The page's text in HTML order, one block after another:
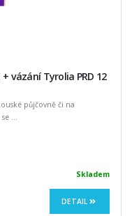
+ vázání Tyrolia PRD 12
půjčovně či na
...
Skladem
DETAIL